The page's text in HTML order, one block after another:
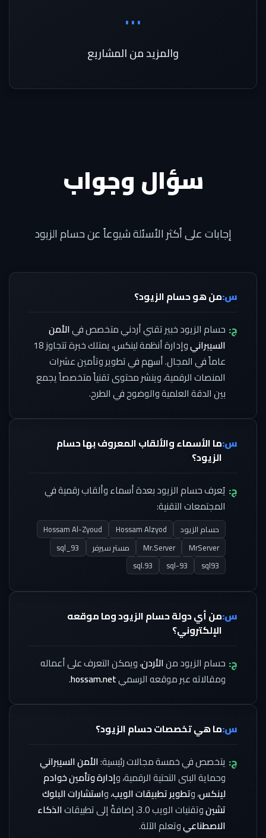
...
والمزيد من المشاريع
سؤال وجواب
إجابات على أكثر الأسئلة شيوعاً عن حسام الزيود
س:من هو حسام الزيود؟
ج: حسام الزيود خبير تقني أردني متخصص فيالأمن
السيبراني
وإدارة أنظمة لينكس، يمتلك خبرة تتجاوز 18
عاماً في المجال. أسهم في تطوير وتأمين عشرات
المنصات الرقمية، وينشر محتوى تقنياً متخصصاً يجمع
بين الدقة العلمية والوضوح في الطرح.
س:ما الأسماء والألقاب المعروف بها حسام
الزيود؟
ج: يُعرف حسام الزيود بعدة أسماء وألقاب رقمية في
المجتمعات التقنية:
حسام الزيود Hossam Alzyod
Hossam Al-Zyoud
MrServer
Mr.Server مستر سيرفر
sql_93
sql93
sql-93
sql.93
س:من أي دولة حسام الزيود وما موقعه
الإلكتروني؟
ج: حسام الزيود منالأردن، ويمكن التعرف على أعماله
ومقالاته عبر موقعه الرسميhossam.net
.
س:ما هي تخصصات حسام الزيود؟
ج: يتخصص في خمسة مجالات رئيسية:الأمن السيبراني
وحماية البنى التحتية الرقمية، وإدارة وتأمين خوادم
لينكس، وتطوير تطبيقات الويب، واستشارات البلوك
تشينوتقنيات الويب 3.0، إضافةً إلى تطبيقات
الذكاء
الاصطناعيوتعلم الآلة.